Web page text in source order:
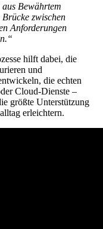
aus Bewährtem
zwischen
Anforderungen
hilft dabei, die
und
die echten
Cloud-Dienste –
größte Unterstützung
erleichtern.